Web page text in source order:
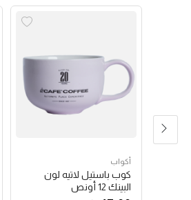
أكواب
كوب باستيل لاتيه لون
البينك 12 أونص